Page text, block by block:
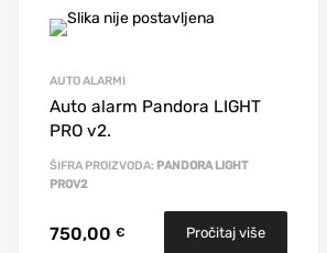
AUTO ALARMI
Auto alarm Pandora LIGHT
PRO v2.
ŠIFRA PROIZVODA: PANDORA LIGHT
PROV2
750,00 € Pročitaj više